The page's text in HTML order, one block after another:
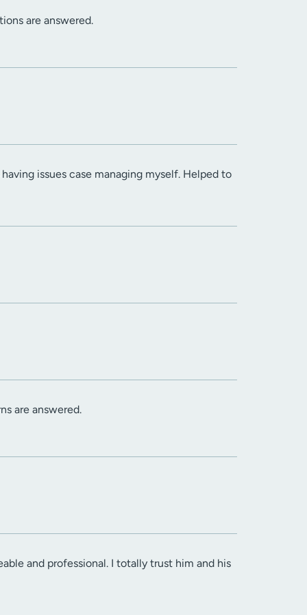
are answered.
issues case managing myself. Helped to
are answered.
and professional. I totally trust him and his